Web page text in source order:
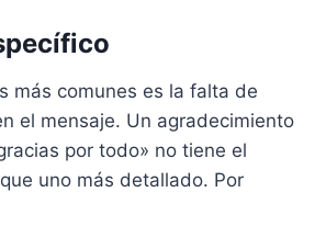
más comunes es la falta de
el mensaje. Un agradecimiento
por todo» no tiene el
uno más detallado. Por